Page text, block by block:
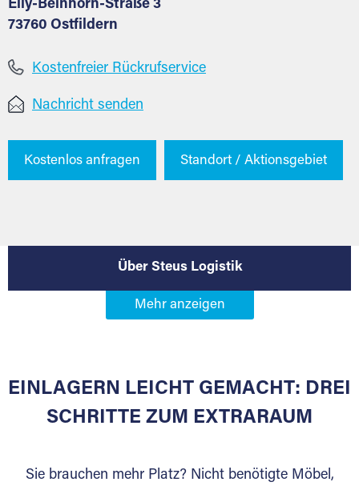
Elly-Beinhorn-Straße 3
73760 Ostfildern
Kostenfreier Rückrufservice
Nachricht senden
Kostenlos anfragen Standort / Aktionsgebiet
Über Steus Logistik
EINLAGERN LEICHT GEMACHT: DREI
SCHRITTE ZUM EXTRARAUM
Sie brauchen mehr Platz? Nicht benötigte Möbel,